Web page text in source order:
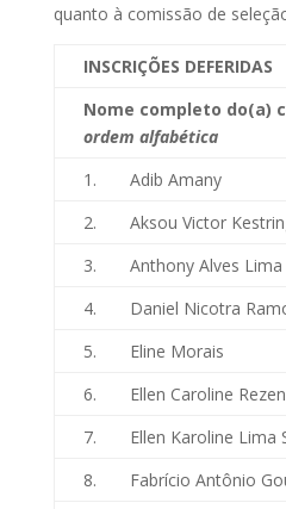
quanto à comissão de
INSCRIÇÕES DEFERIDAS
Nome completo do(a)
ordem alfabética
1. Adib Amany
2. Aksou Victor
3. Anthony Alves Lima
4. Daniel Nicotra
5. Eline Morais
6. Ellen Caroline
7. Ellen Karoline Lima
8. Fabrício Antônio